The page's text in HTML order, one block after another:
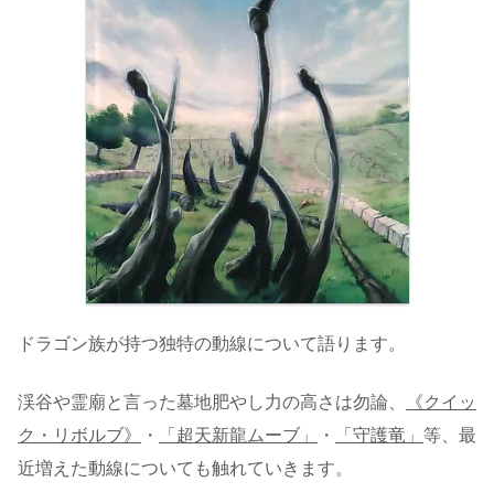
ドラゴン族が持つ独特の動線について語ります。
渓谷や霊廟と言った墓地肥やし力の高さは勿論、
《クイッ
ク・リボルブ》
・ 「超天新龍ムーブ」 ・ 「守護竜」 等、最
近増えた動線についても触れていきます。